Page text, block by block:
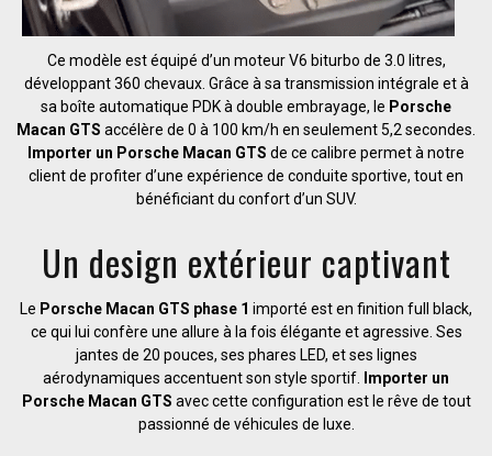
Ce modèle est équipé d’un moteur V6 biturbo de 3.0 litres,
développant 360 chevaux. Grâce à sa transmission intégrale et à
sa boîte automatique PDK à double embrayage, le Porsche
Macan GTS accélère de 0 à 100 km/h en seulement 5,2 secondes.
Importer un Porsche Macan GTS de ce calibre permet à notre
client de profiter d’une expérience de conduite sportive, tout en
bénéficiant du confort d’un SUV.
Un design extérieur captivant
Le Porsche Macan GTS phase 1 importé est en finition full black,
ce qui lui confère une allure à la fois élégante et agressive. Ses
jantes de 20 pouces, ses phares LED, et ses lignes
aérodynamiques accentuent son style sportif.
Importer un
Porsche Macan GTS avec cette configuration est le rêve de tout
passionné de véhicules de luxe.